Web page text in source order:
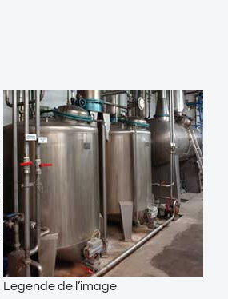
Legende de l’image